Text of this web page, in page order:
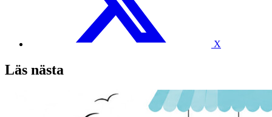
X
Läs nästa